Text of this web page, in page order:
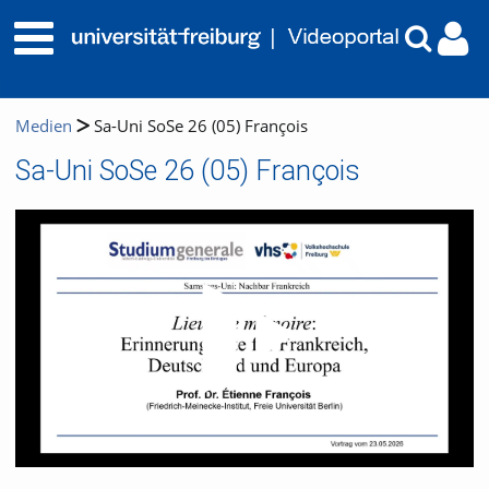
Medien Sa-Uni SoSe 26 (05) François
Sa-Uni SoSe 26 (05) François